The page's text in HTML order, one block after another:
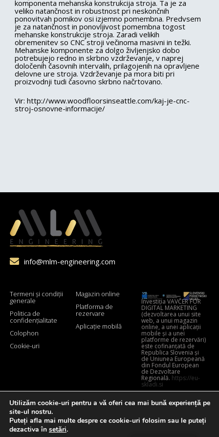
komponenta mehanska konstrukcija stroja. Ta je za
veliko natančnost in robustnost pri neskončnih
ponovitvah pomikov osi izjemno pomembna. Predvsem
je za natančnost in ponovljivost pomembna togost
mehanske konstrukcije stroja. Zaradi velikih
obremenitev so CNC stroji večinoma masivni in težki.
Mehanske komponente za dolgo življenjsko dobo
potrebujejo redno in skrbno vzdrževanje, v naprej
določenih časovnih intervalih, prilagojenih na opravljene
delovne ure stroja. Vzdrževanje pa mora biti pri
proizvodnji tudi časovno skrbno načrtovano.
Vir: http://www.woodfloorsinseattle.com/kaj-je-cnc-
stroj-osnovne-informacije/
info@mlm-engineering.com
Termeni și condiții
generale
Politica de
confidențialitate
Colophon
Cookie-uri
Magazin online
Platforma de
rezervare
Aplicație mobilă
Investiția VAVČER FOR
DIGITAL MARKETING
(dezvoltarea unui site
web, a unui magazin
online, a unei aplicații
mobile și a unei
platforme de rezervări)
este cofinanțată de
Republica Slovenia și
de Uniunea Europeană
din Fondul European
de Dezvoltare
Regională. https://eu-
skladi.si
© Toate drepturile rezervate. MLM Engineering.
Utilizăm cookie-uri pentru a vă oferi cea mai bună experiență pe
site-ul nostru.
Puteți afla mai multe despre ce cookie-uri folosim sau le puteți
dezactiva în setări.